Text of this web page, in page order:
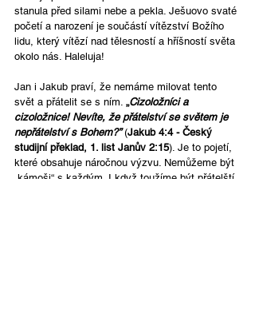
stanula před silami nebe a pekla. Ješuovo svaté
početí a narození je součástí vítězství Božího
lidu, který vítězí nad tělesností a hříšností světa
okolo nás. Haleluja!
Jan i Jakub praví, že nemáme milovat tento
svět a přátelit se s ním. „Cizoložníci a
cizoložnice! Nevíte, že přátelství se světem je
nepřátelství s Bohem?” (Jakub 4:4 - Český
studijní překlad, 1. list Janův 2:15). Je to pojetí,
které obsahuje náročnou výzvu. Nemůžeme být
„kámoši“ s každým. I když toužíme být přátelští